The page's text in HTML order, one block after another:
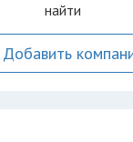
найти
Добавить